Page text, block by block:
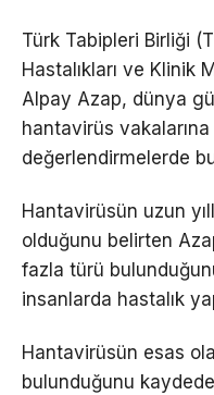
Türk Tabipleri Birliği
Hastalıkları ve Klinik
Alpay Azap, dünya
hantavirüs vakalarına
değerlendirmelerde
Hantavirüsün uzun
olduğunu belirten
fazla türü
insanlarda hastalık
Hantavirüsün esas
bulunduğunu